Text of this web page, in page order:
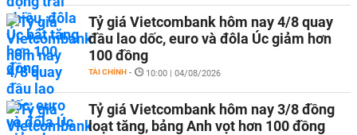
Tỷ giá Vietcombank hôm nay 4/8 quay
đầu lao dốc, euro và đôla Úc giảm hơn
100 đồng
TÀI CHÍNH - 10:00 | 04/08/2026
Tỷ giá Vietcombank hôm nay 3/8 đồng
loạt tăng, bảng Anh vọt hơn 100 đồng